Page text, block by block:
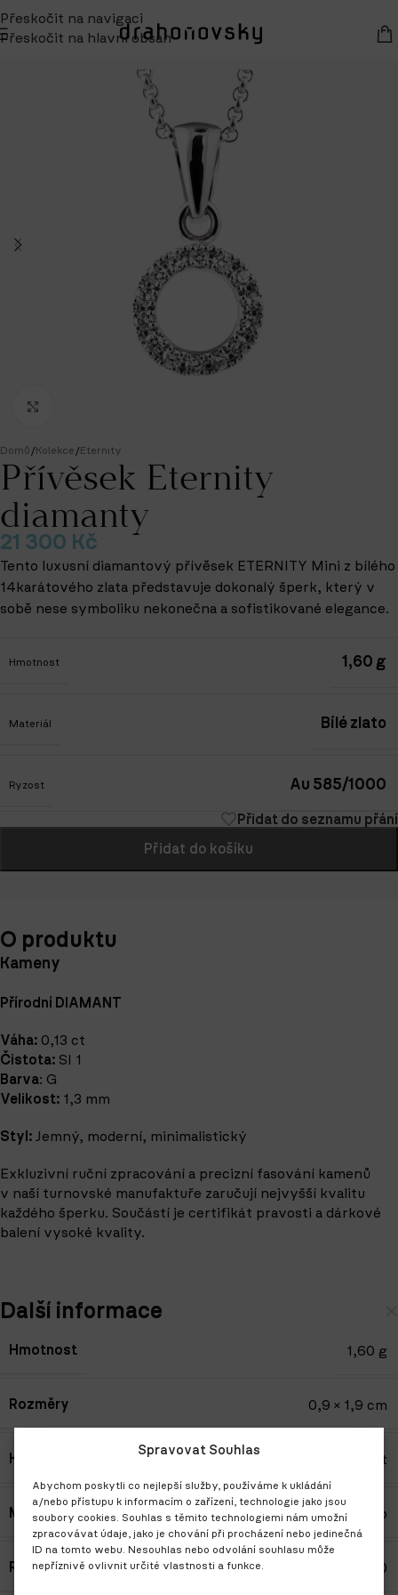
Spravovat Souhlas
Abychom poskytli co nejlepší služby, používáme k ukládání
a/nebo přístupu k informacím o zařízení, technologie jako jsou
soubory cookies. Souhlas s těmito technologiemi nám umožní
zpracovávat údaje, jako je chování při procházení nebo jedinečná
ID na tomto webu. Nesouhlas nebo odvolání souhlasu může
nepříznivě ovlivnit určité vlastnosti a funkce.
Přeskočit na navigaci
Přeskočit na hlavní obsah
Domů /Kolekce /Eternity
Přívěsek Eternity
diamanty
21 300 Kč
Tento luxusní diamantový přívěsek ETERNITY Mini z bílého
14karátového zlata představuje dokonalý šperk, který v
sobě nese symboliku nekonečna a sofistikované elegance.
Hmotnost 1,60 g
Materiál Bílé zlato
Ryzost Au 585/1000
Přidat do seznamu přání
Přidat do košíku
O produktu
Kameny
Přírodní DIAMANT
Váha: 0,13 ct
Čistota: SI 1
Barva: G
Velikost: 1,3 mm
Styl: Jemný, moderní, minimalistický
Exkluzivní ruční zpracování a precizní fasování kamenů
v naší turnovské manufaktuře zaručují nejvyšší kvalitu
každého šperku. Součástí je certifikát pravosti a dárkové
balení vysoké kvality.
Další informace
Hmotnost 1,60 g
Rozměry 0,9 × 1,9 cm
Kámen Diamant
Materiál Bílé zlato
Ryzost Au 585/1000